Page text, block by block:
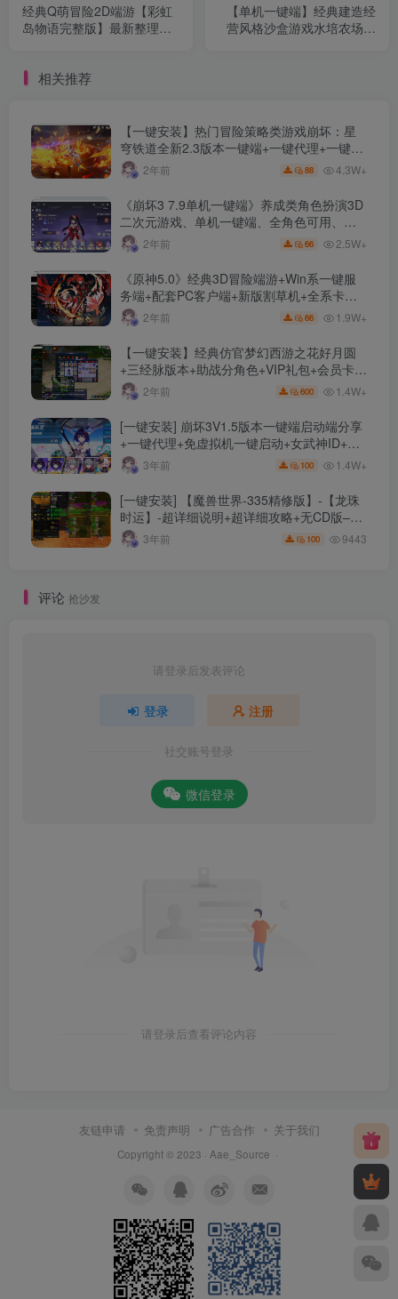
经典Q萌冒险2D端游【彩虹
岛物语完整版】最新整理
【单机一键端】经典建造经
营风格沙盒游戏水培农场和
相关推荐
【一键安装】热门冒险策略类游戏崩坏：星
穹铁道全新2.3版本一键端+一键代理+一键启
动+免虚拟机
2年前 88 4.3W+
《崩坏3 7.9单机一键端》养成类角色扮演3D
二次元游戏、单机一键端、全角色可用、无
限资源、附带保姆级安装教程
2年前 66 2.5W+
《原神5.0》经典3D冒险端游+Win系一键服
务端+配套PC客户端+新版割草机+全系卡池
文件2年前 66 1.9W+
【一键安装】经典仿官梦幻西游之花好月圆
+三经脉版本+助战分角色+VIP礼包+会员卡
+剧情活动+视频搭建及其他修改资料
2年前 600 1.4W+
[一键安装] 崩坏3V1.5版本一键端启动端分享
+一键代理+免虚拟机一键启动+女武神ID+详
细指令+极简一键修改
3年前 100 1.4W+
[一键安装] 【魔兽世界-335精修版】-【龙珠
时运】-超详细说明+超详细攻略+无CD版–精
修版本-站长推荐+站长亲测
3年前 100 9443
评论 抢沙发
请登录后发表评论
登录 注册
社交账号登录
微信登录
请登录后查看评论内容
友链申请 免责声明 广告合作 关于我们
Copyright © 2023 · Aae_Source ·